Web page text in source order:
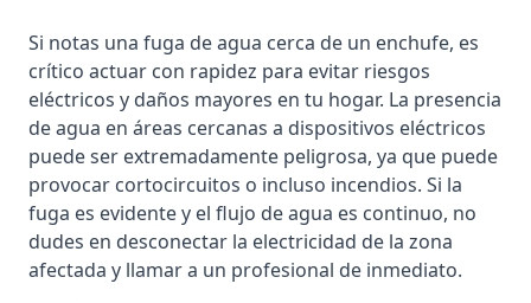
Si notas una fuga de agua cerca de un enchufe, es
crítico actuar con rapidez para evitar riesgos
eléctricos y daños mayores en tu hogar. La presencia
de agua en áreas cercanas a dispositivos eléctricos
puede ser extremadamente peligrosa, ya que puede
provocar cortocircuitos o incluso incendios. Si la
fuga es evidente y el flujo de agua es continuo, no
dudes en desconectar la electricidad de la zona
afectada y llamar a un profesional de inmediato.